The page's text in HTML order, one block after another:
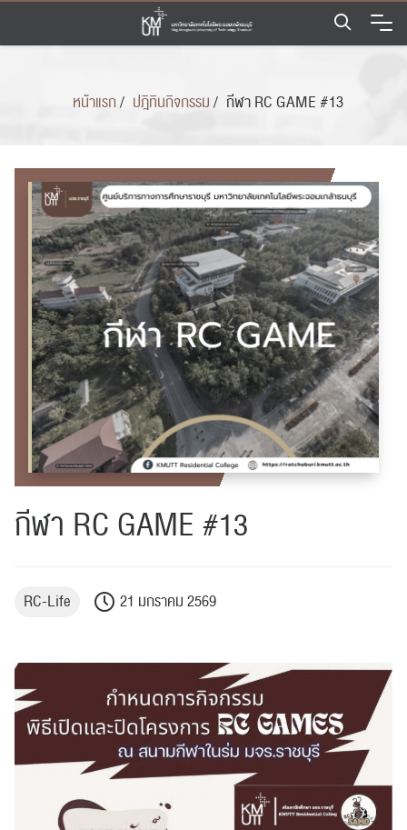
Skip
content
หน้าแรก/ ปฎิทินกิจกรรม/ กีฬา RC GAME #13
กีฬา RC GAME #13
RC-Life 21 มกราคม 2569